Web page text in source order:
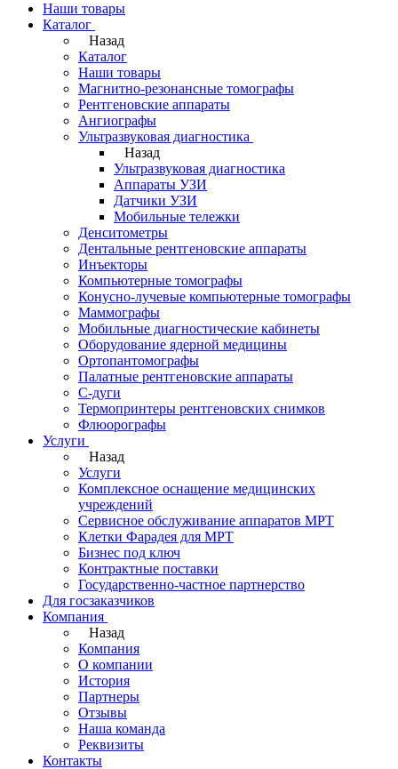
Наши товары
Каталог
Назад
Каталог
Наши товары
Магнитно-резонансные томографы
Рентгеновские аппараты
Ангиографы
Ультразвуковая диагностика
Назад
Ультразвуковая диагностика
Аппараты УЗИ
Датчики УЗИ
Мобильные тележки
Денситометры
Дентальные рентгеновские аппараты
Инъекторы
Компьютерные томографы
Конусно-лучевые компьютерные томографы
Маммографы
Мобильные диагностические кабинеты
Оборудование ядерной медицины
Ортопантомографы
Палатные рентгеновские аппараты
С-дуги
Термопринтеры рентгеновских снимков
Флюорографы
Услуги
Назад
Услуги
Комплексное оснащение медицинских
учреждений
Сервисное обслуживание аппаратов МРТ
Клетки Фарадея для МРТ
Бизнес под ключ
Контрактные поставки
Государственно-частное партнерство
Для госзаказчиков
Компания
Назад
Компания
О компании
История
Партнеры
Отзывы
Наша команда
Реквизиты
Контакты